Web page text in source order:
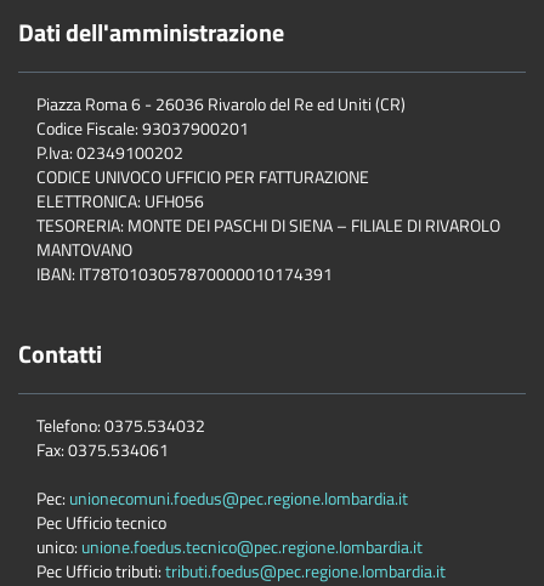
Dati dell'amministrazione
Piazza Roma 6 - 26036 Rivarolo del Re ed Uniti (CR)
Codice Fiscale: 93037900201
P.Iva: 02349100202
CODICE UNIVOCO UFFICIO PER FATTURAZIONE
ELETTRONICA: UFH056
TESORERIA: MONTE DEI PASCHI DI SIENA – FILIALE DI RIVAROLO
MANTOVANO
IBAN: IT78T0103057870000010174391
Contatti
Telefono: 0375.534032
Fax: 0375.534061
Pec: unionecomuni.foedus@pec.regione.lombardia.it
Pec Ufficio tecnico
unico: unione.foedus.tecnico@pec.regione.lombardia.it
Pec Ufficio tributi:tributi.foedus@pec.regione.lombardia.it